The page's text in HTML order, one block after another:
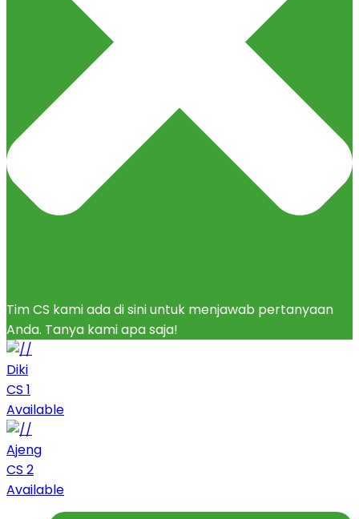
Tim CS kami ada di sini untuk menjawab pertanyaan
Anda. Tanya kami apa saja!
Diki
CS 1
Available
Ajeng
CS 2
Available